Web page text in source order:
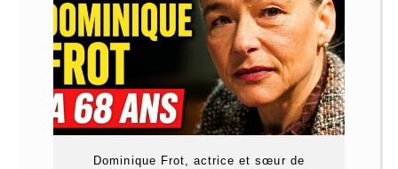
Dominique Frot, actrice et sœur de